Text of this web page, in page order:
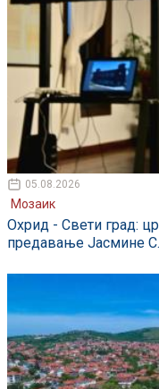
05.08.2026
Мозаик
Охрид - Свети град:
предавање Јасмине